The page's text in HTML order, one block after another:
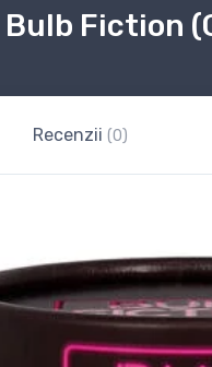
Fiction
Recenzii (0)